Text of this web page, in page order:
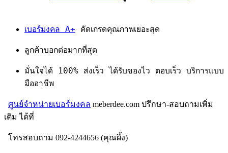
เบอร์มงคล A+ คัดเกรดคุณภาพเยอะสุด
ลูกค้าบอกต่อมากที่สุด
มั่นใจได้ 100% ส่งเร็ว ได้รับของไว ตอบเร็ว บริการแบบ
มืออาชีพ
ศูนย์จำหน่ายเบอร์มงคล meberdee.com ปรึกษา-สอบถามเพิ่ม
เติม ได้ที่
โทรสอบถาม 092-4244656 (คุณผึ้ง)